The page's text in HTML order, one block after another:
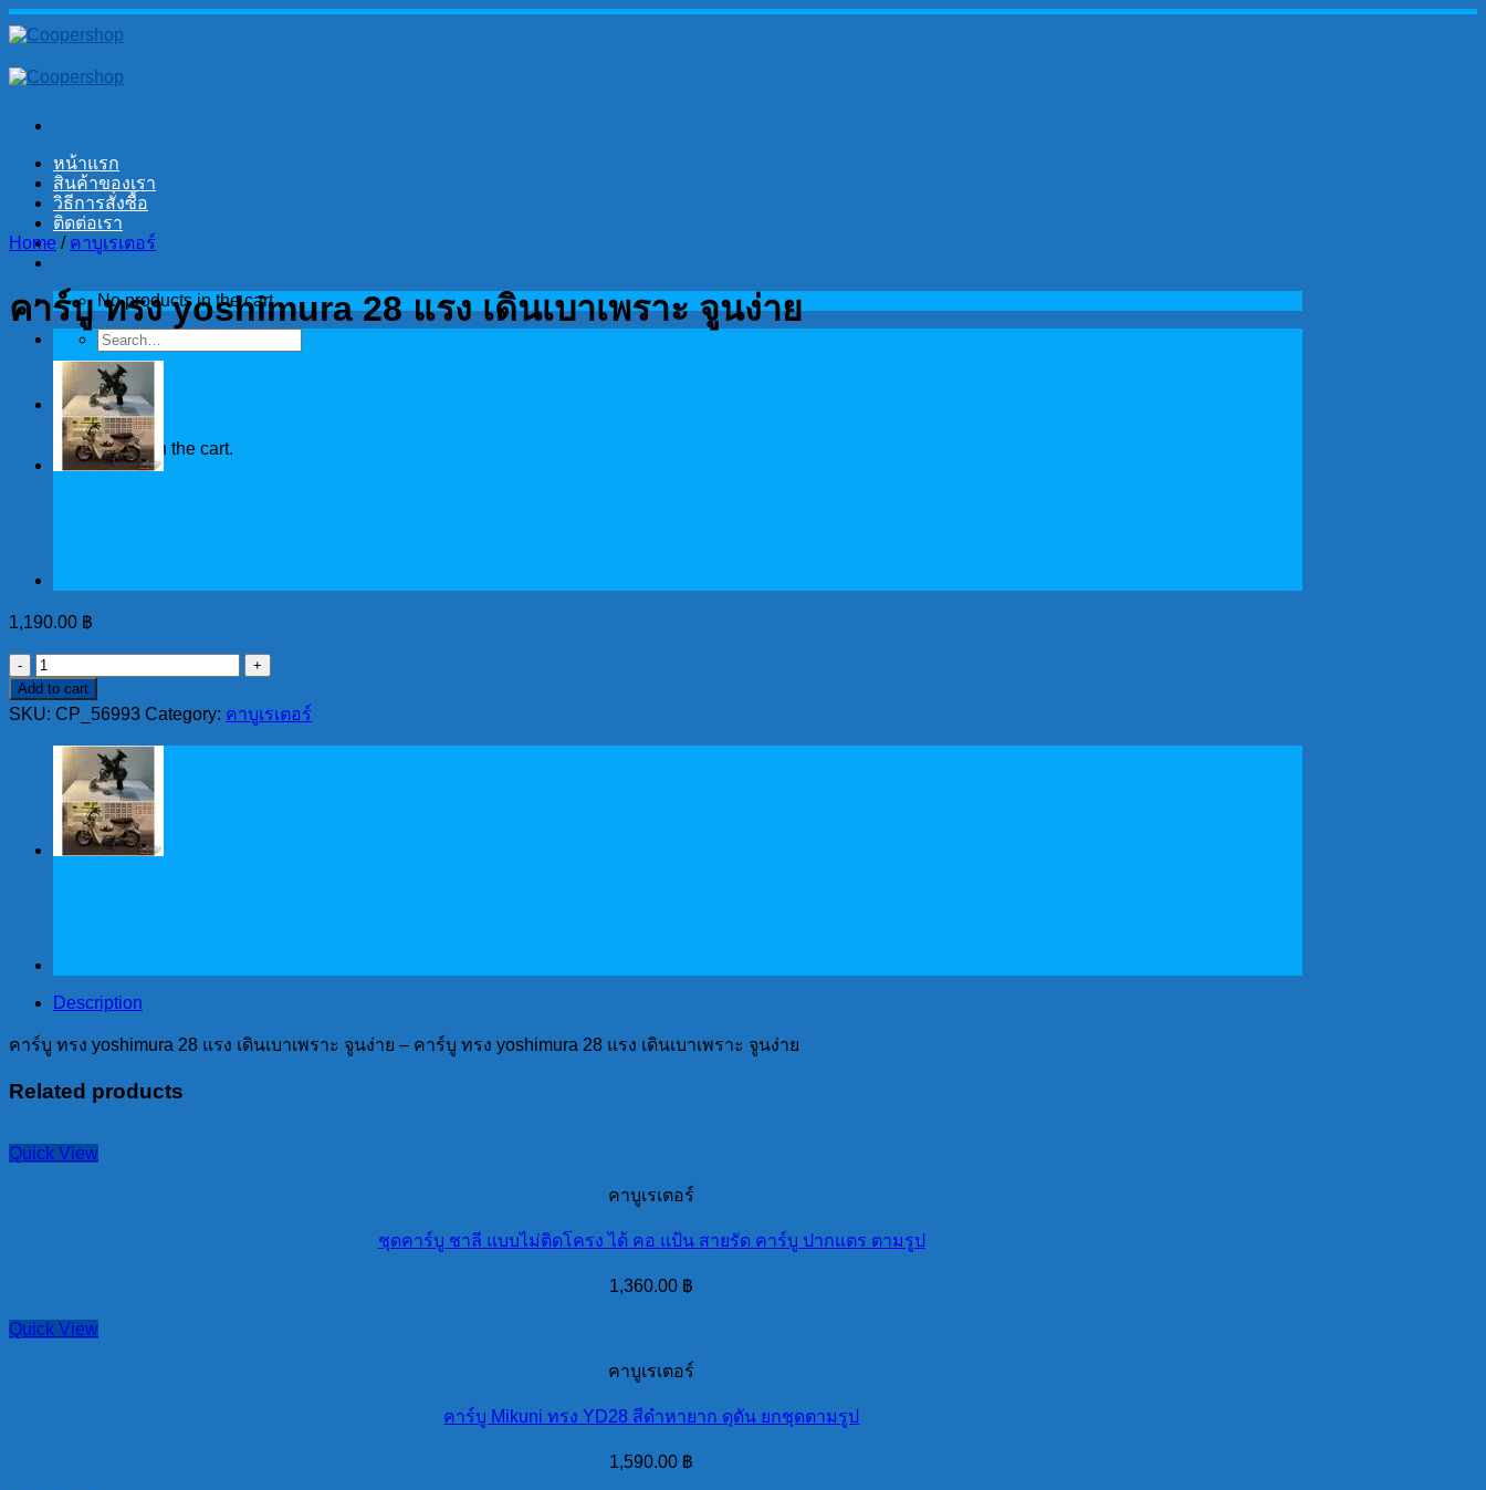
Skip
to
หน้าแรก
สินค้าของเรา
วิธีการสั่งซื้อ
ติดต่อเรา
No products in the cart.
Search
for:
Cart
No products in the cart.
Home / คาบูเรเตอร์
คาร์บู ทรง yoshimura 28 แรง เดินเบาเพราะ จูนง่าย
1,190.00 ฿
คาร์บู
ทรง
yoshimura
แรง
เดิน
เพราะ
Add to cart
SKU: CP_56993 Category: คาบูเรเตอร์
Description
คาร์บู ทรง yoshimura 28 แรง เดินเบาเพราะ จูนง่าย – คาร์บู ทรง yoshimura 28 แรง เดินเบาเพราะ จูนง่าย
Related products
Quick View
คาบูเรเตอร์
ชุดคาร์บู ชาลี แบบไม่ติดโครง ได้ คอ แป้น สายรัด คาร์บู ปากแตร ตามรูป
1,360.00 ฿
Quick View
คาบูเรเตอร์
คาร์บู Mikuni ทรง YD28 สีดำหายาก ดุดัน ยกชุดตามรูป
1,590.00 ฿